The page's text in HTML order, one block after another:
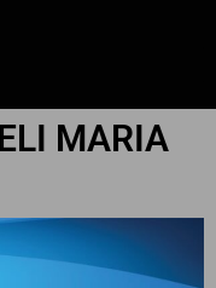
MARIA